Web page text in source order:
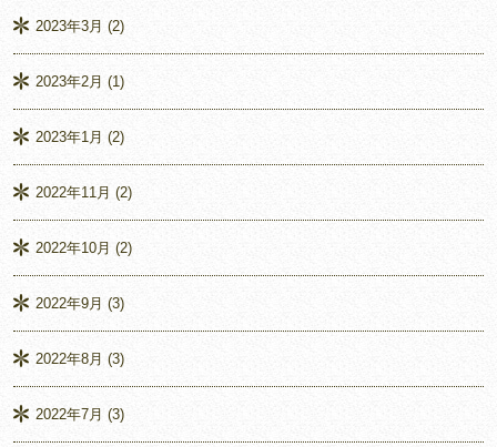
2023年3月 (2)
2023年2月 (1)
2023年1月 (2)
2022年11月 (2)
2022年10月 (2)
2022年9月 (3)
2022年8月 (3)
2022年7月 (3)